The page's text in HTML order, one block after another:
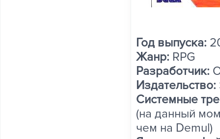
Год выпуска:
Жанр: RPG
Разработчик:
Издательство:
Системные
(на данный
чем на Demul)